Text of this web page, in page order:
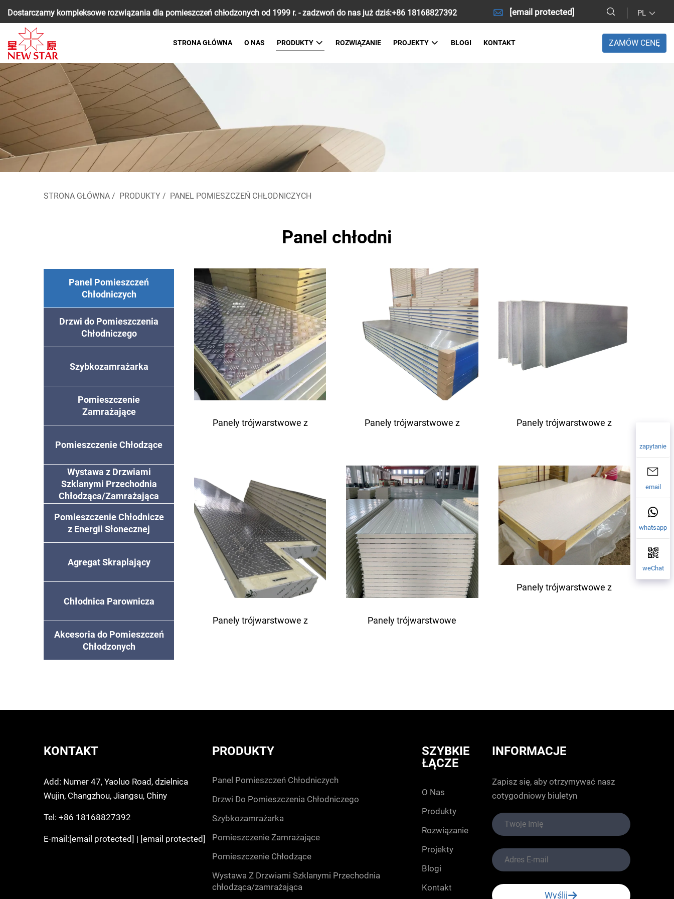
Dostarczamy kompleksowe rozwiązania dla pomieszczeń chłodzonych od 1999 r. - zadzwoń do nas już dziś:+86 18168827392 [email protected] PL
STRONA GŁÓWNA O NAS PRODUKTY ROZWIĄZANIE PROJEKTY BLOGI KONTAKT ZAMÓW CENĘ
STRONA GŁÓWNA / PRODUKTY / PANEL POMIESZCZEŃ CHŁODNICZYCH
Panel chłodni
Panel Pomieszczeń
Chłodniczych
Drzwi do Pomieszczenia
Chłodniczego
Szybkozamrażarka
Pomieszczenie
Zamrażające
Pomieszczenie Chłodzące
Wystawa z Drzwiami
Szklanymi Przechodnia
Chłodząca/Zamrażająca
Pomieszczenie Chłodnicze
z Energii Słonecznej
Agregat Skraplający
Chłodnica Parownicza
Akcesoria do Pomieszczeń
Chłodzonych
Panely trójwarstwowe z
antypoślizgowym rdzeniem
z pianki poliuretanowej
Panely trójwarstwowe z
pianki poliuretanowej
Panely trójwarstwowe z
rdzeniem z pianki
Panely trójwarstwowe z Panely trójwarstwowe
Panely trójwarstwowe z
zapytanie
email
whatsapp
weChat
KONTAKT
Add: Numer 47, Yaoluo Road, dzielnica
Wujin, Changzhou, Jiangsu, Chiny
Tel: +86 18168827392
E-mail: [email protected] | [email protected]
PRODUKTY
panel pomieszczeń chłodniczych
drzwi do pomieszczenia chłodniczego
szybkozamrażarka
pomieszczenie zamrażające
pomieszczenie chłodzące
wystawa z drzwiami szklanymi przechodnia
chłodząca/zamrażająca
SZYBKIE
ŁĄCZE
o nas
produkty
rozwiązanie
projekty
blogi
kontakt
INFORMACJE
Zapisz się, aby otrzymywać nasz
cotygodniowy biuletyn
Wyślij